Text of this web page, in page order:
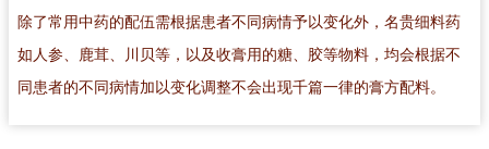
除了常用中药的配伍需根据患者不同病情予以变化外，名贵细料药
如人参、鹿茸、川贝等，以及收膏用的糖、胶等物料，均会根据不
同患者的不同病情加以变化调整不会出现千篇一律的膏方配料。